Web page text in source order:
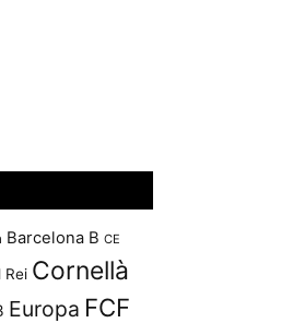
Barcelona B CE
Rei Cornellà
Europa FCF